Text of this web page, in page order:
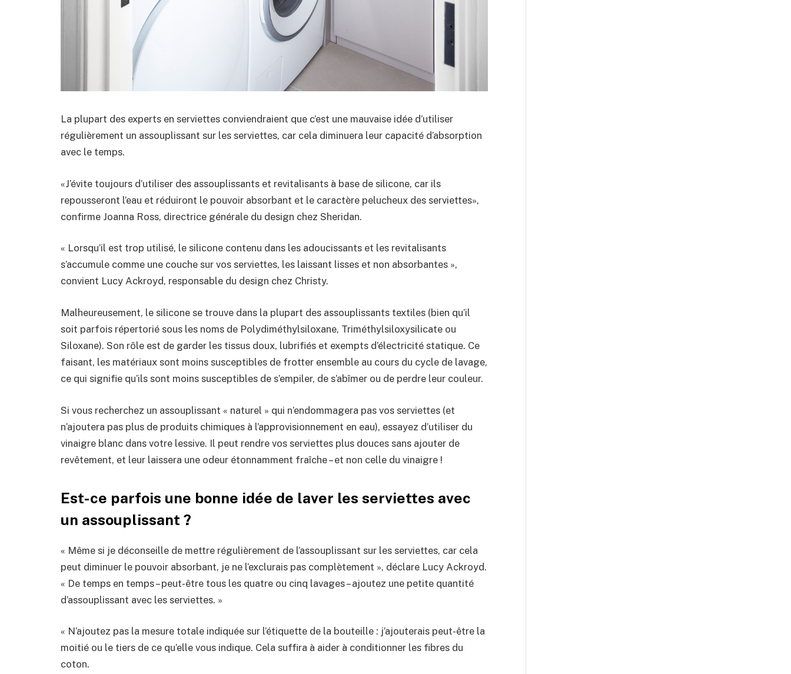
La plupart des experts en serviettes conviendraient que c’est une mauvaise idée d’utiliser
régulièrement un assouplissant sur les serviettes, car cela diminuera leur capacité d’absorption
avec le temps.
«J’évite toujours d’utiliser des assouplissants et revitalisants à base de silicone, car ils
repousseront l’eau et réduiront le pouvoir absorbant et le caractère pelucheux des serviettes»,
confirme Joanna Ross, directrice générale du design chez Sheridan.
« Lorsqu’il est trop utilisé, le silicone contenu dans les adoucissants et les revitalisants
s’accumule comme une couche sur vos serviettes, les laissant lisses et non absorbantes »,
convient Lucy Ackroyd, responsable du design chez Christy.
Malheureusement, le silicone se trouve dans la plupart des assouplissants textiles (bien qu’il
soit parfois répertorié sous les noms de Polydiméthylsiloxane, Triméthylsiloxysilicate ou
Siloxane). Son rôle est de garder les tissus doux, lubrifiés et exempts d’électricité statique. Ce
faisant, les matériaux sont moins susceptibles de frotter ensemble au cours du cycle de lavage,
ce qui signifie qu’ils sont moins susceptibles de s’empiler, de s’abîmer ou de perdre leur couleur.
Si vous recherchez un assouplissant « naturel » qui n’endommagera pas vos serviettes (et
n’ajoutera pas plus de produits chimiques à l’approvisionnement en eau), essayez d’utiliser du
vinaigre blanc dans votre lessive. Il peut rendre vos serviettes plus douces sans ajouter de
revêtement, et leur laissera une odeur étonnamment fraîche – et non celle du vinaigre !
Est-ce parfois une bonne idée de laver les serviettes avec
un assouplissant ?
« Même si je déconseille de mettre régulièrement de l’assouplissant sur les serviettes, car cela
peut diminuer le pouvoir absorbant, je ne l’exclurais pas complètement », déclare Lucy Ackroyd.
« De temps en temps – peut-être tous les quatre ou cinq lavages – ajoutez une petite quantité
d’assouplissant avec les serviettes. »
« N’ajoutez pas la mesure totale indiquée sur l’étiquette de la bouteille : j’ajouterais peut-être la
moitié ou le tiers de ce qu’elle vous indique. Cela suffira à aider à conditionner les fibres du
coton.